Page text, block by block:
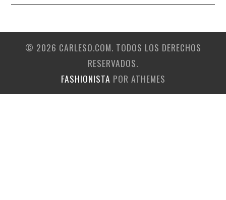
© 2026 CARLESO.COM. TODOS LOS DERECHOS
RESERVADOS.
FASHIONISTA POR ATHEMES